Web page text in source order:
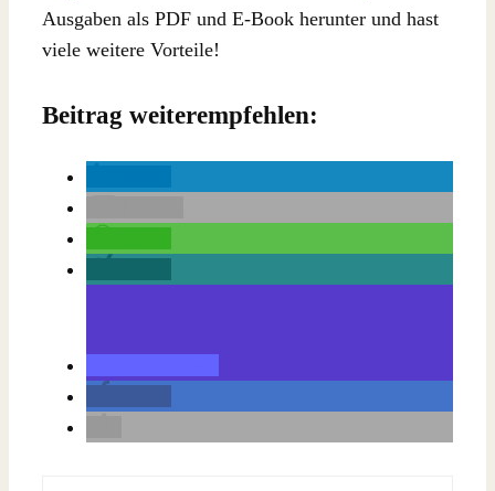
Ausgaben als PDF und E-Book herunter und hast
viele weitere Vorteile!
Beitrag weiterempfehlen: